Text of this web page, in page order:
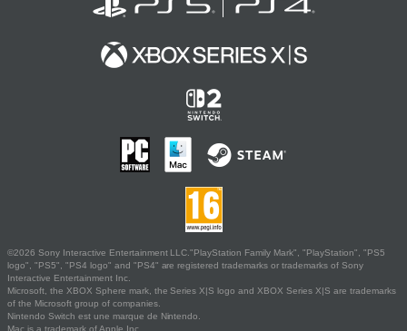
©2026 Sony Interactive Entertainment LLC."PlayStation Family Mark", "PlayStation", "PS5
logo", "PS5", "PS4 logo" and "PS4" are registered trademarks or trademarks of Sony
Interactive Entertainment Inc.
Microsoft, the XBOX Sphere mark, the Series X|S logo and XBOX Series X|S are trademarks
of the Microsoft group of companies.
Nintendo Switch est une marque de Nintendo.
Mac is a trademark of Apple Inc.